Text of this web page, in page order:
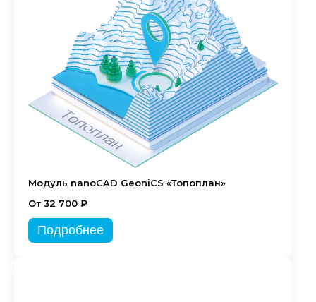
Модуль nanoCAD GeoniCS «Топоплан»
От 32 700 ₽
Подробнее